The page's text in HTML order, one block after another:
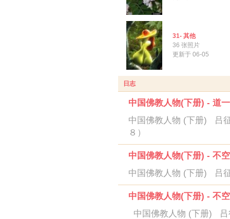
31- 其他
36 张照片
更新于 06-05
日志
中国佛教人物(下册) - 道
中国佛教人物 (下册)
８）
中国佛教人物(下册) - 不
中国佛教人物 (下册) 吕
中国佛教人物(下册) - 不
中国佛教人物 (下册)